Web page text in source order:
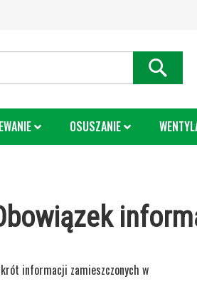
OSUSZANIE
informacji zamieszczonych w